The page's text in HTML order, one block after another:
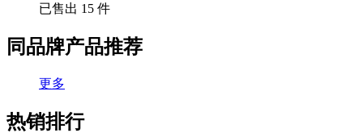
已售出 15 件
同品牌产品推荐
更多
热销排行